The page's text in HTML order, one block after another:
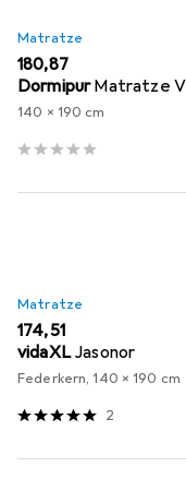
Matratze
EUR
180,87
DormipurMatratze
140 x 190 cm
Matratze
EUR
174,51
vidaXL Jasonor
Federkern, 140 x 190 cm
2